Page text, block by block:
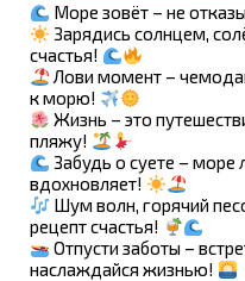
Море зовёт – не
Зарядись солнцем,
счастья!
Лови момент –
к морю!
Жизнь – это
пляжу!
Забудь о суете – море
вдохновляет!
Шум волн, горячий
рецепт счастья!
Отпусти заботы –
наслаждайся жизнью!